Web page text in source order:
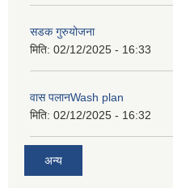
सडक गुरुयोजना
मिति: 02/12/2025 - 16:33
वास पलानWash plan
मिति: 02/12/2025 - 16:32
अन्य